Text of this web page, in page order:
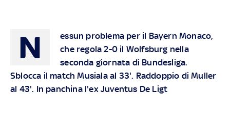
N
essun problema per il Bayern Monaco,
che regola 2-0 il Wolfsburg nella
seconda giornata di Bundesliga.
Sblocca il match Musiala al 33'. Raddoppio di Muller
al 43'. In panchina l'ex Juventus De Ligt